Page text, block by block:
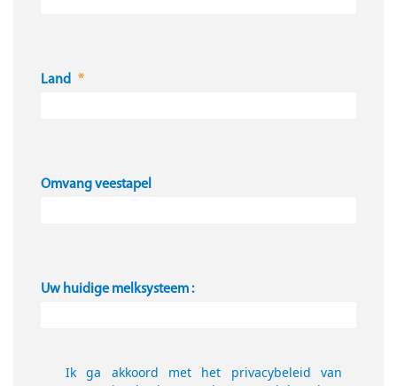
Land
Omvang veestapel
Uw huidige melksysteem :
Ik ga akkoord met het privacybeleid van